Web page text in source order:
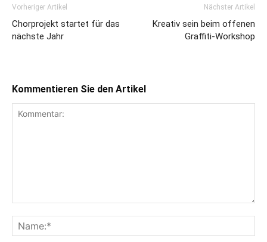
Vorheriger Artikel
Chorprojekt startet für das
nächste Jahr
Nächster Artikel
Kreativ sein beim offenen
Graffiti-Workshop
Kommentieren Sie den Artikel